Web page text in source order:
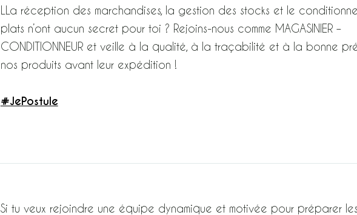
LLa réception des marchandises, la gestion des stocks et le
plats n’ont aucun secret pour toi ? Rejoins-nous comme MAGASINIER –
CONDITIONNEUR et veille à la qualité, à la traçabilité et à la bonne
nos produits avant leur expédition !
#JePostule
Si tu veux rejoindre une équipe dynamique et motivée pour préparer les